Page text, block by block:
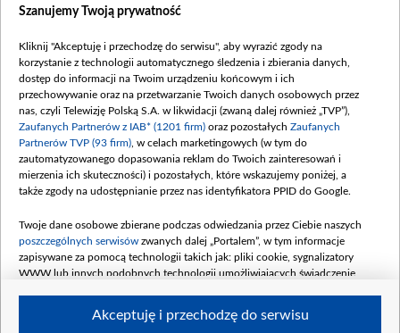
Dofinansowanie 635 783 051,21 PLN
(wpłata wrzesień 100 mln, październik 350
mln, listopad 265 mln)
Dofinansowanie 48 862 000,00 PLN
Data podpisania umowy: GRUDZIEŃ 2025
(wpłata grudzień 60,548 mln)
Dofinansowanie 900 000 000,00 PLN
Data podpisania umowy: LUTY 2026 (wpłata
kwiecień 180 mln, 7 maja 180 mln, 8
czerwca 90 mln)
Dofinansowanie 250 000 000,00 PLN
4 sierpnia 250 mln
Szanujemy Twoją prywatność
Kliknij "Akceptuję i przechodzę do serwisu", aby wyrazić zgody na
korzystanie z technologii automatycznego śledzenia i zbierania danych,
dostęp do informacji na Twoim urządzeniu końcowym i ich
przechowywanie oraz na przetwarzanie Twoich danych osobowych przez
nas, czyli Telewizję Polską S.A. w likwidacji (zwaną dalej również „TVP”),
Zaufanych Partnerów z IAB* (1201 firm) oraz pozostałych Zaufanych
Partnerów TVP (93 firm) , w celach marketingowych (w tym do
zautomatyzowanego dopasowania reklam do Twoich zainteresowań i
mierzenia ich skuteczności) i pozostałych, które wskazujemy poniżej, a
także zgody na udostępnianie przez nas identyfikatora PPID do Google.
Twoje dane osobowe zbierane podczas odwiedzania przez Ciebie naszych
poszczególnych serwisów zwanych dalej „Portalem”, w tym informacje
zapisywane za pomocą technologii takich jak: pliki cookie, sygnalizatory
WWW lub innych podobnych technologii umożliwiających świadczenie
Akceptuję i przechodzę do serwisu